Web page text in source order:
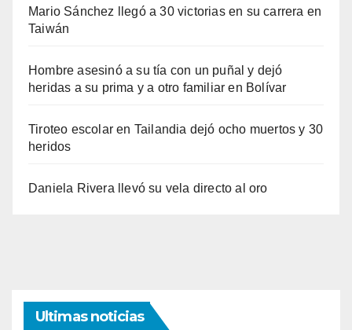
Mario Sánchez llegó a 30 victorias en su carrera en
Taiwán
Hombre asesinó a su tía con un puñal y dejó
heridas a su prima y a otro familiar en Bolívar
Tiroteo escolar en Tailandia dejó ocho muertos y 30
heridos
Daniela Rivera llevó su vela directo al oro
Ultimas noticias